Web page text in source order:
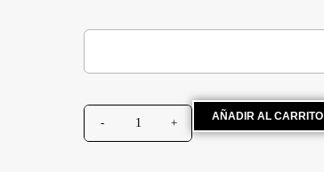
AÑADIR AL CARRITO